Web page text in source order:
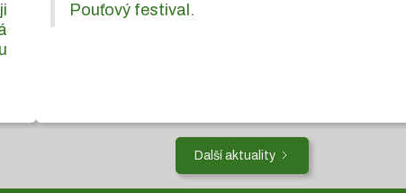
Pouťový festival.
Další aktuality